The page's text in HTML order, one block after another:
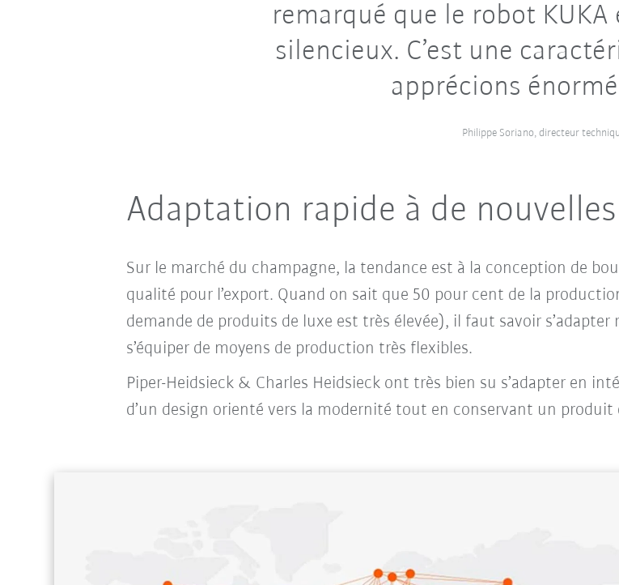
remarqué que le robot
silencieux. C’est une
apprécions
Philippe Soriano, directeur
Adaptation rapide à de
Sur le marché du champagne, la tendance est à la conception de
qualité pour l’export. Quand on sait que 50 pour cent de la
demande de produits de luxe est très élevée), il faut savoir
s’équiper de moyens de production très flexibles.
Piper-Heidsieck & Charles Heidsieck ont très bien su s’adapter en
d’un design orienté vers la modernité tout en conservant un